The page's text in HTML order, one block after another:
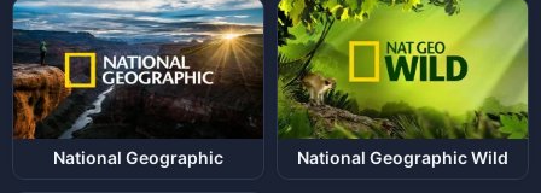
National Geographic National Geographic Wild